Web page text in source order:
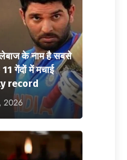
के नाम है सबसे
गेंदों में मचाई
record
2026